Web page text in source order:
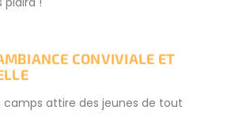
CONVIVIALE ET
camps attire des jeunes de tout